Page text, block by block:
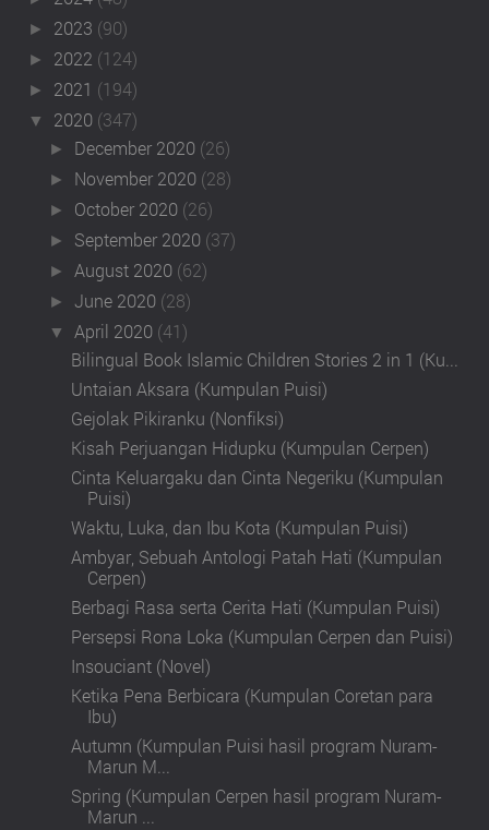
► 2023 (90)
► 2022 (124)
► 2021 (194)
▼ 2020 (347)
► December 2020 (26)
► November 2020 (28)
► October 2020 (26)
► September 2020 (37)
►August 2020 (62)
►June 2020 (28)
▼April 2020 (41)
Bilingual Book Islamic Children Stories 2 in 1 (Ku...
Untaian Aksara (Kumpulan Puisi)
Gejolak Pikiranku (Nonfiksi)
Kisah Perjuangan Hidupku (Kumpulan Cerpen)
Cinta Keluargaku dan Cinta Negeriku (Kumpulan
Puisi)
Waktu, Luka, dan Ibu Kota (Kumpulan Puisi)
Ambyar, Sebuah Antologi Patah Hati (Kumpulan
Cerpen)
Berbagi Rasa serta Cerita Hati (Kumpulan Puisi)
Persepsi Rona Loka (Kumpulan Cerpen dan Puisi)
Insouciant (Novel)
Ketika Pena Berbicara (Kumpulan Coretan para
Ibu)
Autumn (Kumpulan Puisi hasil program Nuram-
Marun M...
Spring (Kumpulan Cerpen hasil program Nuram-
Marun ...